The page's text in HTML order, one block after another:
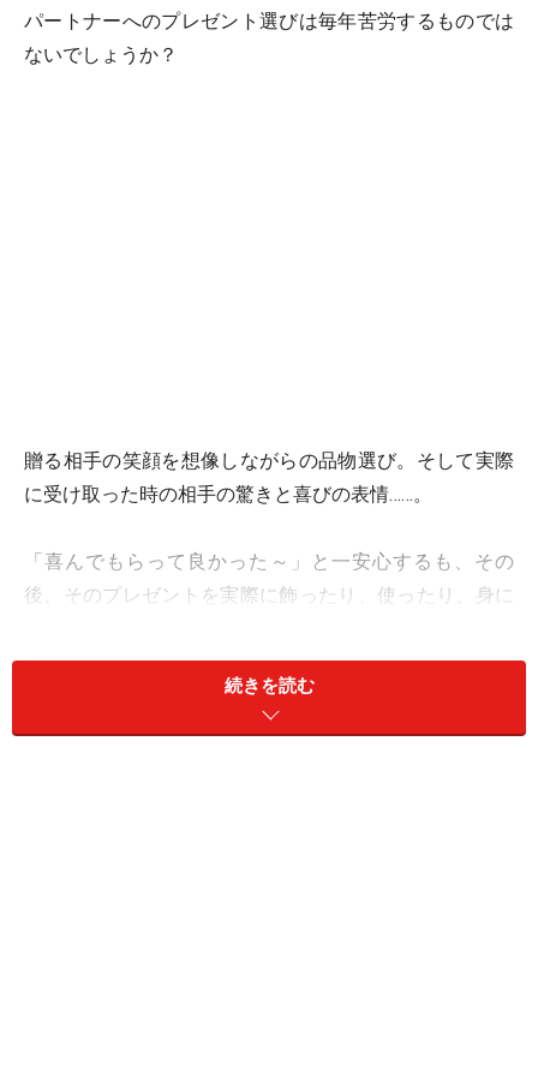
パートナーへのプレゼント選びは毎年苦労するものでは
ないでしょうか？
贈る相手の笑顔を想像しながらの品物選び。そして実際
に受け取った時の相手の驚きと喜びの表情……。
「喜んでもらって良かった～」と一安心するも、その
後、そのプレゼントを実際に飾ったり、使ったり、身に
ちょっとここで、今までにあなたが贈ったクリスマスプ
レゼントを思い出してみてください。
続きを読む